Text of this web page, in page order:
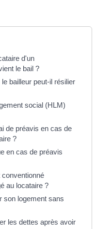
d'un
le bail ?
bailleur peut-il résilier
social (HLM)
de préavis en cas de
?
en cas de préavis
conventionné
au locataire ?
son logement sans
les dettes après avoir